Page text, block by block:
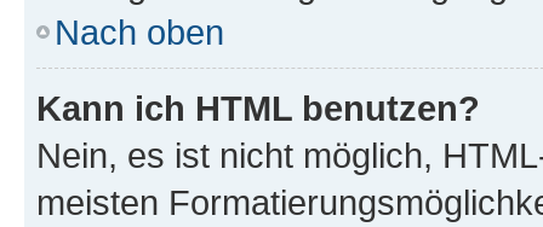
Nach oben
Kann ich HTML benutzen?
Nein, es ist nicht möglich,
meisten